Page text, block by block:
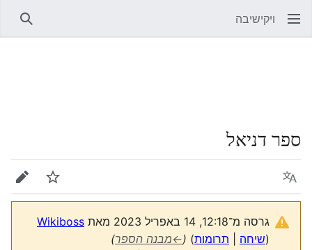
ויקישיבה
ספר דניאל
שפה מעקב
גרסה מ־12:18, 14 באפריל 2023 מאת
Wikiboss
(שיחה תרומות)
(
←מבנה הספר)